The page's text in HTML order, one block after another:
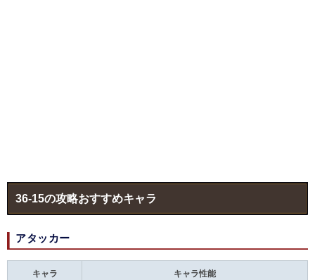
36-15の攻略おすすめキャラ
アタッカー
キャラ キャラ性能